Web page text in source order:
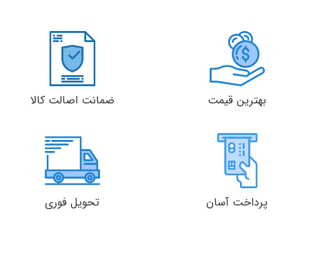
ضمانت اصالت کالا بهترین قیمت
تحویل فوری پرداخت آسان